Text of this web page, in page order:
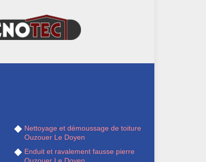
Nettoyage et démoussage de toiture
Ouzouer Le Doyen
Enduit et ravalement fausse pierre